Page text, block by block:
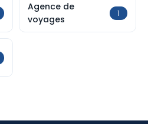
Agence de
voyages
1